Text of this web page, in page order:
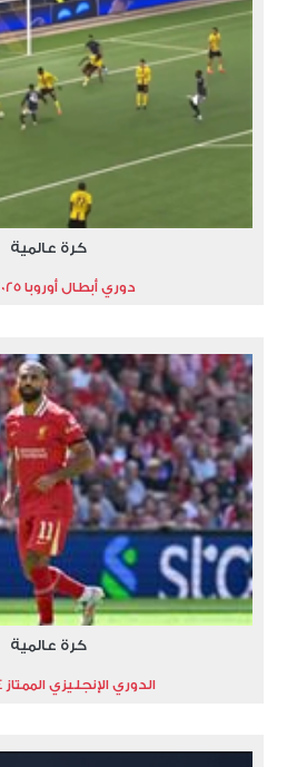
كرة عالمية
دوري أبطال أوروبا 2024/2025
كرة عالمية
الدوري الإنجليزي الممتاز 2024-2025